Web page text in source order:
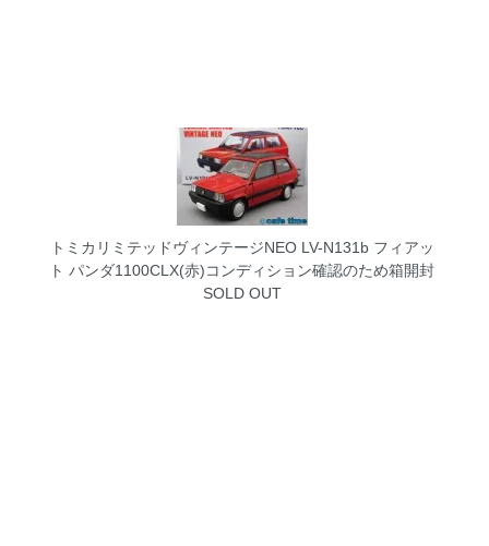
トミカリミテッドヴィンテージNEO LV-N131b フィアッ
ト パンダ1100CLX(赤)コンディション確認のため箱開封
SOLD OUT